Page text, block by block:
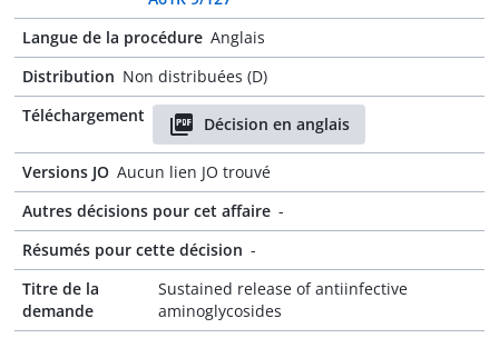
Langue de la procédure Anglais
Distribution Non distribuées (D)
Téléchargement
Décision en anglais
Versions JO Aucun lien JO trouvé
Autres décisions pour cet affaire -
Résumés pour cette décision -
Titre de la
demande
Sustained release of antiinfective
aminoglycosides